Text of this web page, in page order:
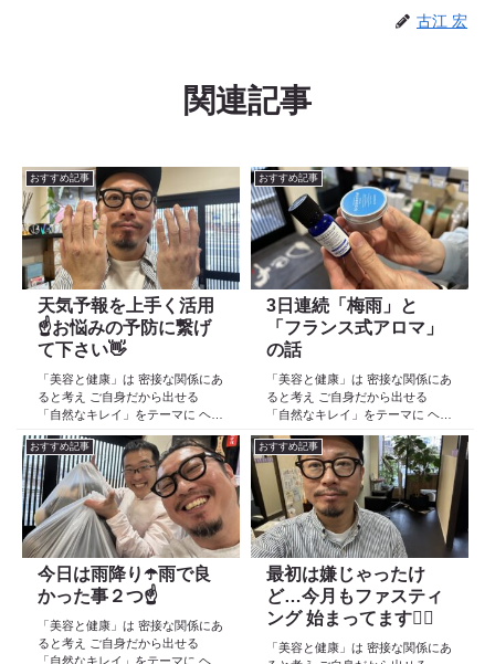
古江 宏
関連記事
おすすめ記事
天気予報を上手く活用
☝️お悩みの予防に繋げ
て下さい👋
「美容と健康」は 密接な関係にあ
ると考え ご自身だから出せる
「自然なキレイ」をテーマに ヘア
の 「根本改善」を目的とした美容
院 Def 古江です 2023年３月30日
より スタートしたこのブログ
日々の事や...
おすすめ記事
3日連続「梅雨」と
「フランス式アロマ」
の話
「美容と健康」は 密接な関係にあ
ると考え ご自身だから出せる
「自然なキレイ」をテーマに ヘア
の 「根本改善」を目的とした美容
院 Def 古江です 2023年３月30日
より スタートしたこのブログ
日々の事や...
おすすめ記事
今日は雨降り☂️雨で良
かった事２つ☝️
「美容と健康」は 密接な関係にあ
ると考え ご自身だから出せる
「自然なキレイ」をテーマに ヘア
おすすめ記事
最初は嫌じゃったけ
ど…今月もファスティ
ング 始まってます🏃‍♂️
「美容と健康」は 密接な関係にあ